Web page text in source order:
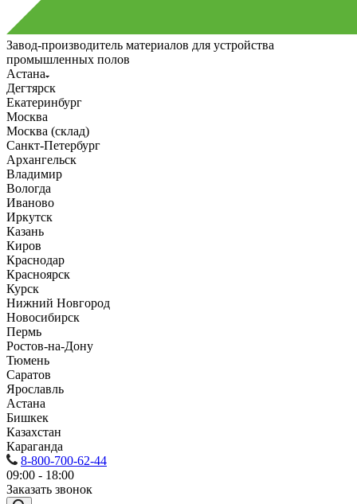
Завод-производитель материалов для устройства
промышленных полов
Астана
Дегтярск
Екатеринбург
Москва
Москва (склад)
Санкт-Петербург
Архангельск
Владимир
Вологда
Иваново
Иркутск
Казань
Киров
Краснодар
Красноярск
Курск
Нижний Новгород
Новосибирск
Пермь
Ростов-на-Дону
Тюмень
Саратов
Ярославль
Астана
Бишкек
Казахстан
Караганда
8-800-700-62-44
09:00 - 18:00
Заказать звонок